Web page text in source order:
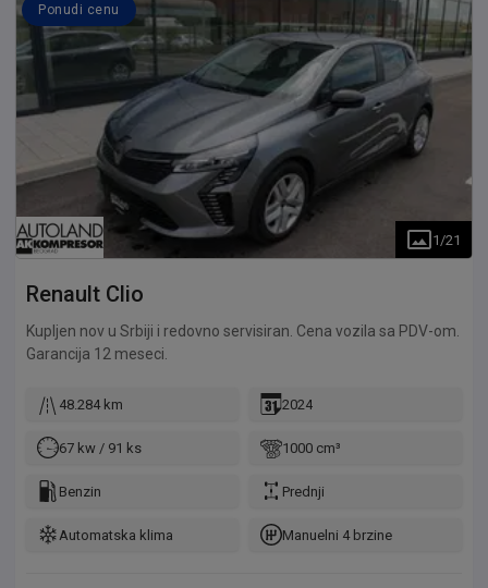
Ponudi cenu
1 /21
Renault Clio
Kupljen nov u Srbiji i redovno servisiran. Cena vozila sa PDV-om.
Garancija 12 meseci.
48.284 km 2024
67 kw / 91 ks 1000 cm³
Benzin Prednji
Automatska klima Manuelni 4 brzine